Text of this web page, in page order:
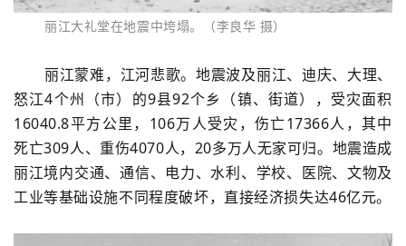
丽江大礼堂在地震中垮塌。（李良华 摄）
丽江蒙难，江河悲歌。地震波及丽江、迪庆、大理、
怒江4个州（市）的9县92个乡（镇、街道），受灾面积
16040.8平方公里，106万人受灾，伤亡17366人，其中
死亡309人、重伤4070人，20多万人无家可归。地震造成
丽江境内交通、通信、电力、水利、学校、医院、文物及
工业等基础设施不同程度破坏，直接经济损失达46亿元。